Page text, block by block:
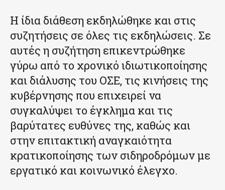
Η ίδια διάθεση εκδηλώθηκε και στις
συζητήσεις σε όλες τις εκδηλώσεις. Σε
αυτές η συζήτηση επικεντρώθηκε
γύρω από το χρονικό ιδιωτικοποίησης
και διάλυσης του ΟΣΕ, τις κινήσεις της
κυβέρνησης που επιχειρεί να
συγκαλύψει το έγκλημα και τις
βαρύτατες ευθύνες της, καθώς και
στην επιτακτική αναγκαιότητα
κρατικοποίησης των σιδηροδρόμων με
εργατικό και κοινωνικό έλεγχο.